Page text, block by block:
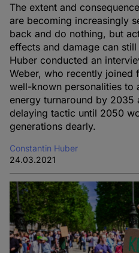
The extent and
are becoming increasingly
back and do nothing, but
effects and damage can
Huber conducted an
Weber, who recently joined
well-known personalities to
energy turnaround by 2035
delaying tactic until 2050
generations dearly.
Constantin Huber
24.03.2021